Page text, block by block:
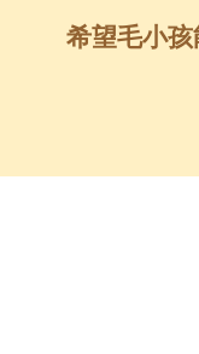
希望毛小